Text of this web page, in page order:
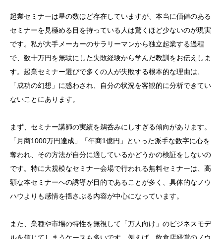
起業セミナーは星の数ほど存在していますが、本当に価値のある
セミナーを見極める目を持っている人は驚くほど少ないのが現実
です。私が大手メーカーのサラリーマンから独立起業する過程
で、数十万円を無駄にした失敗経験から学んだ教訓をお伝えしま
す。起業セミナー選びで多くの人が失敗する根本的な理由は、
「成功の幻想」に惑わされ、自分の状況を客観的に分析できてい
ないことにあります。
まず、セミナー講師の実績を鵜呑みにしすぎる傾向があります。
「月商1000万円達成」「年商1億円」といった派手な数字に心を
奪われ、その方法が自分に適しているかどうかの検証をしないの
です。特に大規模なセミナー会場で行われる無料セミナーは、高
額な本セミナーへの誘導が目的であることが多く、具体的なノウ
ハウよりも感情を揺さぶる内容が中心になっています。
また、業種や市場の特性を無視して「万人向け」のビジネスモデ